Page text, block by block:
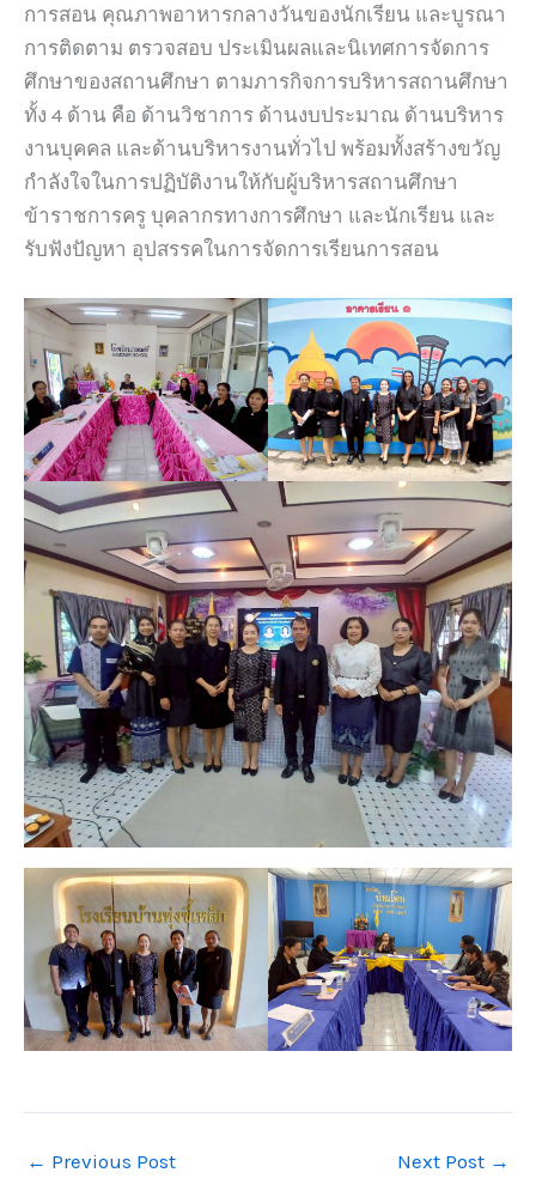
การสอน คุณภาพอาหารกลางวันของนักเรียน และบูรณา
การติดตาม ตรวจสอบ ประเมินผลและนิเทศการจัดการ
ศึกษาของสถานศึกษา ตามภารกิจการบริหารสถานศึกษา
ทั้ง 4 ด้าน คือ ด้านวิชาการ ด้านงบประมาณ ด้านบริหาร
งานบุคคล และด้านบริหารงานทั่วไป พร้อมทั้งสร้างขวัญ
กำลังใจในการปฏิบัติงานให้กับผู้บริหารสถานศึกษา
ข้าราชการครู บุคลากรทางการศึกษา และนักเรียน และ
รับฟังปัญหา อุปสรรคในการจัดการเรียนการสอน
← Previous Post Next Post →